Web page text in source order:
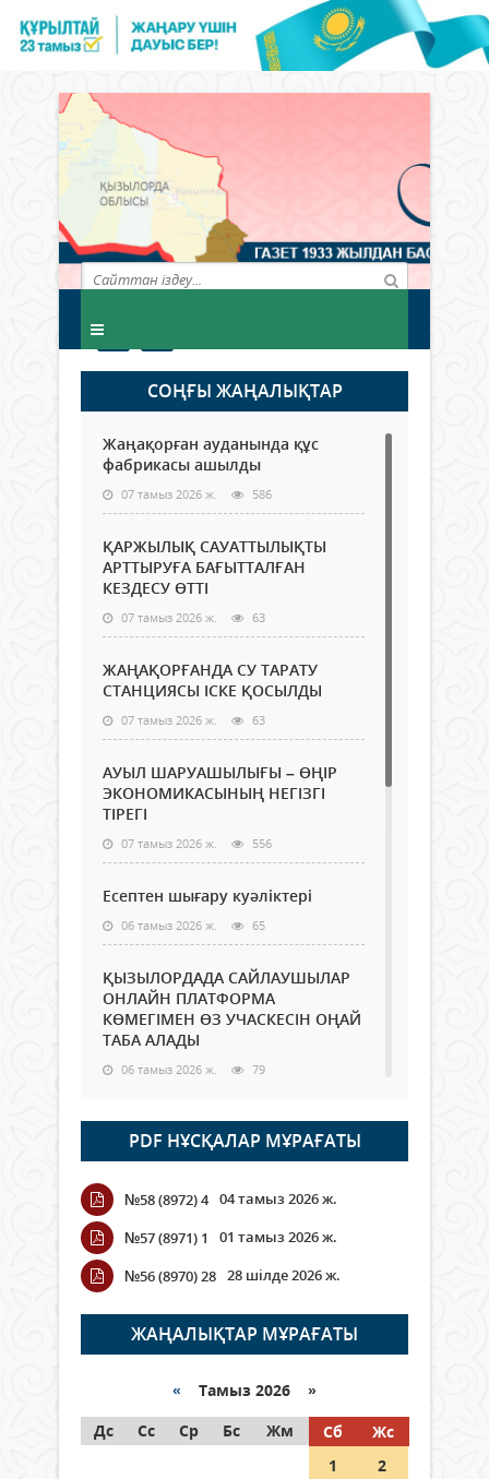
СОҢҒЫ ЖАҢАЛЫҚТАР
Жаңақорған ауданында құс
фабрикасы ашылды
07 тамыз 2026 ж. 586
ҚАРЖЫЛЫҚ САУАТТЫЛЫҚТЫ
АРТТЫРУҒА БАҒЫТТАЛҒАН
КЕЗДЕСУ ӨТТІ
07 тамыз 2026 ж. 63
ЖАҢАҚОРҒАНДА СУ ТАРАТУ
СТАНЦИЯСЫ ІСКЕ ҚОСЫЛДЫ
07 тамыз 2026 ж. 63
АУЫЛ ШАРУАШЫЛЫҒЫ – ӨҢІР
ЭКОНОМИКАСЫНЫҢ НЕГІЗГІ
ТІРЕГІ
07 тамыз 2026 ж. 556
Есептен шығару куәліктері
06 тамыз 2026 ж. 65
ҚЫЗЫЛОРДАДА САЙЛАУШЫЛАР
ОНЛАЙН ПЛАТФОРМА
КӨМЕГІМЕН ӨЗ УЧАСКЕСІН ОҢАЙ
ТАБА АЛАДЫ
06 тамыз 2026 ж. 79
Open Air: Қызылорда облысы
полиция департаменті 20
мыңнан астам көрерменнің
қауіпсіздігін қамтамасыз етті
06 тамыз 2026 ж.
Wi-Fi ҚАБЫРҒА АРҚЫЛЫ ҚАЛАЙ
ӨТЕДІ?
06 тамыз 2026 ж. 256
граждане Казахстана,
05 тамыз 2026 ж. 137
PDF НҰСҚАЛАР МҰРАҒАТЫ
№58 (8972) 4 04 тамыз 2026 ж.
№57 (8971) 1
01 тамыз 2026 ж.
№56 (8970) 28 28 шілде 2026 ж.
ЖАҢАЛЫҚТАР МҰРАҒАТЫ
« Тамыз 2026 »
Дс
Сс Ср Бс Жм Сб
Жс
1
2